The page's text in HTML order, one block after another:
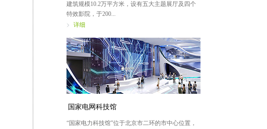
详细
建筑规模10.2万平方米，设有五大主题展厅及四个
特效影院，于200...
国家电网科技馆
“国家电力科技馆”位于北京市二环的市中心位置，